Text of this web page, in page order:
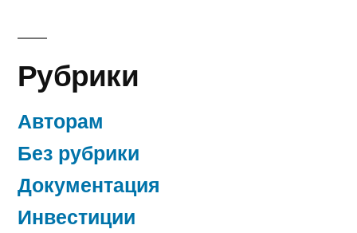
Рубрики
Авторам
Без рубрики
Документация
Инвестиции